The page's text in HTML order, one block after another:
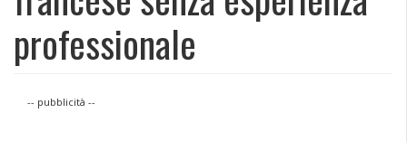
professionale
-- pubblicità --